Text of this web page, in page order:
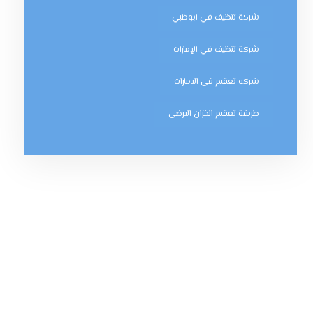
شركة تنظيف في ابوظبي
شركة تنظيف في الإمارات
شركه تعقيم في الامارات
طريقة تعقيم الخزان الارضي